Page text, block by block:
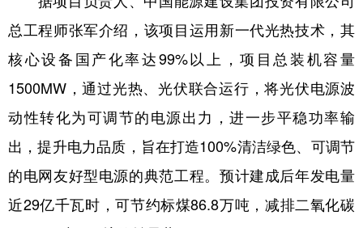
总工程师张军介绍，该项目运用新一代光热技术，其
核心设备国产化率达99%以上，项目总装机容量
1500MW，通过光热、光伏联合运行，将光伏电源波
动性转化为可调节的电源出力，进一步平稳功率输
出，提升电力品质，旨在打造100%清洁绿色、可调节
的电网友好型电源的典范工程。预计建成后年发电量
近29亿千瓦时，可节约标煤86.8万吨，减排二氧化碳